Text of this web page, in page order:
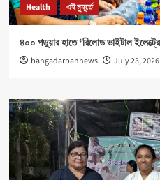
Health এই মুহূর্তে
৪০০ পড়ুয়ার হাতে ‘রিলোড ভাইটাল
bangadarpannews July 23, 2026